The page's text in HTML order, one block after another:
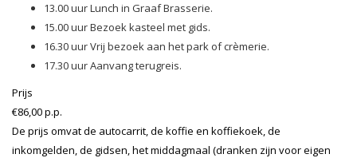
13.00 uur Lunch in Graaf Brasserie.
15.00 uur Bezoek kasteel met gids.
16.30 uur Vrij bezoek aan het park of crèmerie.
17.30 uur Aanvang terugreis.
Prijs
€86,00 p.p.
De prijs omvat de autocarrit, de koffie en koffiekoek, de
inkomgelden, de gidsen, het middagmaal (dranken zijn voor eigen